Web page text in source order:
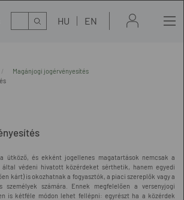
Kereső HU EN
Magánjogi jogérvényesítés
ütköző, és ekként jogellenes magatartások nemcsak a
által védeni hivatott közérdeket sérthetik, hanem egyedi
kárt) is okozhatnak a fogyasztók, a piaci szereplők vagy a
személyek számára. Ennek megfelelően a versenyjogi
is kétféle módon lehet fellépni: egyrészt ha a közérdek